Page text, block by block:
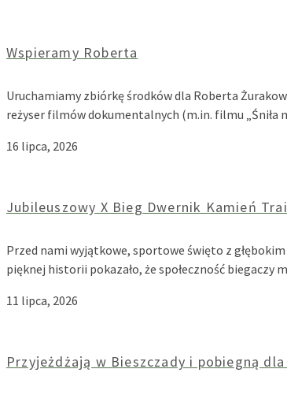
Wspieramy Roberta
Uruchamiamy zbiórkę środków dla Roberta
reżyser filmów dokumentalnych (m.in. filmu
16 lipca, 2026
Jubileuszowy X Bieg Dwernik Kamień
Przed nami wyjątkowe, sportowe święto z
pięknej historii pokazało, że społeczność
11 lipca, 2026
Przyjeżdżają w Bieszczady i pobiegną